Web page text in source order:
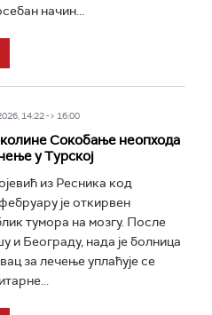
начин...
14:22 -> 16:00
Сокобање неопхода
у Турској
из Ресника код
је откирвен
тумора на мозгу. После
и Београду, нада је болница
за лечење уплаћује се